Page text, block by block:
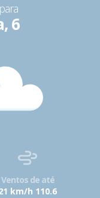
6
Ventos de até
km/h 110.6